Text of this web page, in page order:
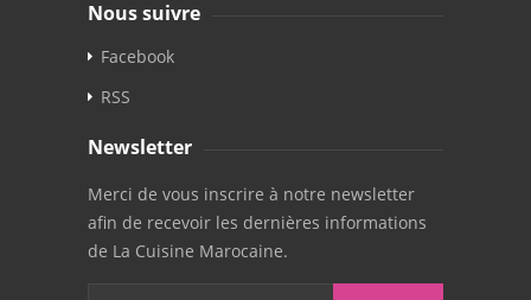
Nous suivre
Facebook
RSS
Newsletter
Merci de vous inscrire à notre newsletter
afin de recevoir les dernières informations
de La Cuisine Marocaine.